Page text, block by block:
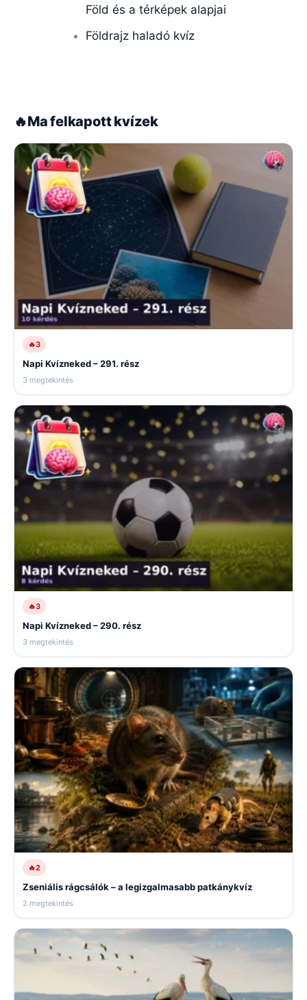
Föld és a térképek alapjai
Földrajz haladó kvíz
🔥Ma felkapott kvízek
🔥3
Napi Kvízneked – 291. rész
3 megtekintés
🔥3
Napi Kvízneked – 290. rész
3 megtekintés
🔥2
Zseniális rágcsálók – a legizgalmasabb patkánykvíz
2 megtekintés